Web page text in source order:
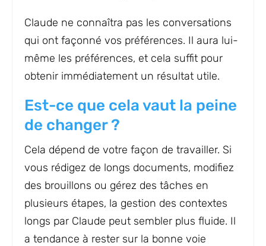
Claude ne connaîtra pas les conversations
qui ont façonné vos préférences. Il aura lui-
même les préférences, et cela suffit pour
obtenir immédiatement un résultat utile.
Est-ce que cela vaut la peine
de changer ?
Cela dépend de votre façon de travailler. Si
vous rédigez de longs documents, modifiez
des brouillons ou gérez des tâches en
plusieurs étapes, la gestion des contextes
longs par Claude peut sembler plus fluide. Il
a tendance à rester sur la bonne voie